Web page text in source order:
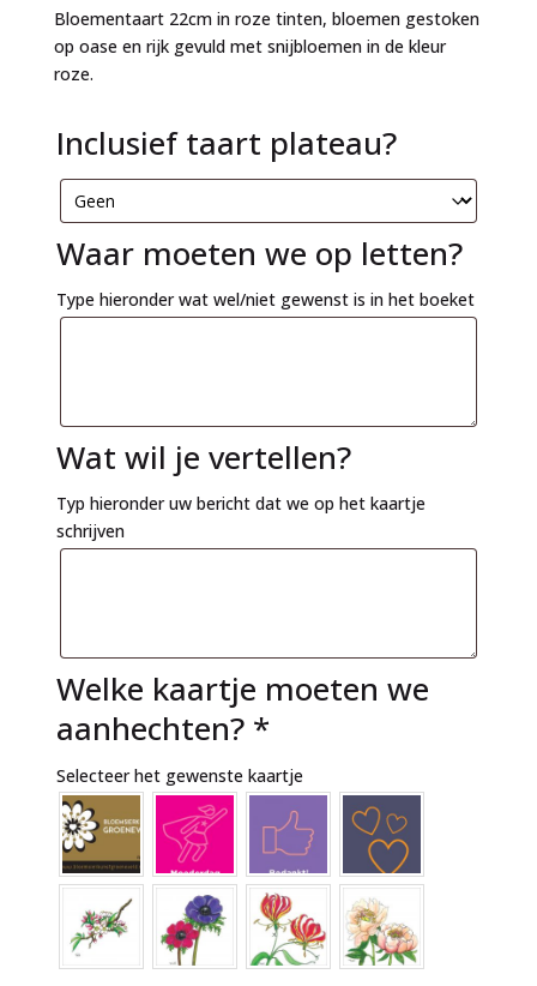
Bloementaart 22cm in roze tinten, bloemen gestoken
op oase en rijk gevuld met snijbloemen in de kleur
roze.
Inclusief taart plateau?
Waar moeten we op letten?
Type hieronder wat wel/niet gewenst is in het boeket
Wat wil je vertellen?
Typ hieronder uw bericht dat we op het kaartje
schrijven
Welke kaartje moeten we
aanhechten? *
Selecteer het gewenste kaartje